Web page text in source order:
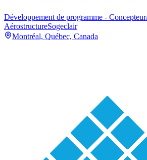
Développement de programme -
AérostructureSogeclair
Montréal, Québec, Canada